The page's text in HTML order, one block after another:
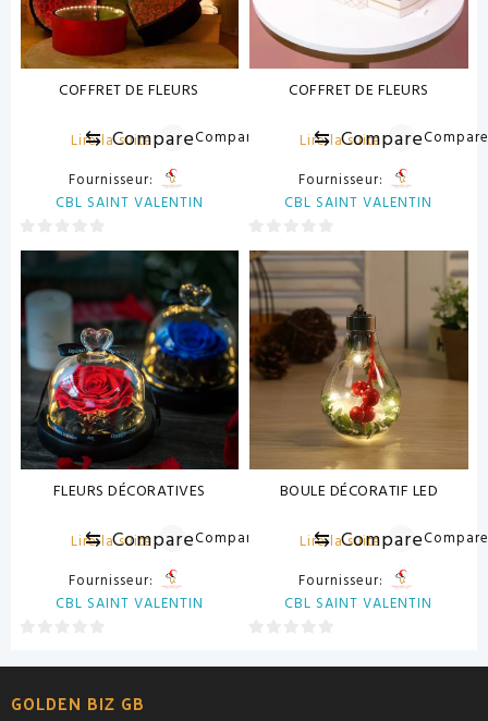
COFFRET DE FLEURS
Lire la suite
⇆ CompareCompare
Fournisseur:
CBL SAINT VALENTIN
0
5
COFFRET DE FLEURS
Lire la suite
⇆ Compare
Fournisseur:
CBL SAINT VALENTIN
0
sur
5
FLEURS DÉCORATIVES
Lire la suite
⇆ CompareCompare
Fournisseur:
CBL SAINT VALENTIN
sur
BOULE DÉCORATIF LED
Lire la suite
⇆ Compare
Fournisseur:
CBL SAINT VALENTIN
sur
GOLDEN BIZ GB